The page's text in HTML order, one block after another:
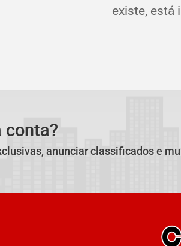
existe, está
conta?
anunciar classificados e